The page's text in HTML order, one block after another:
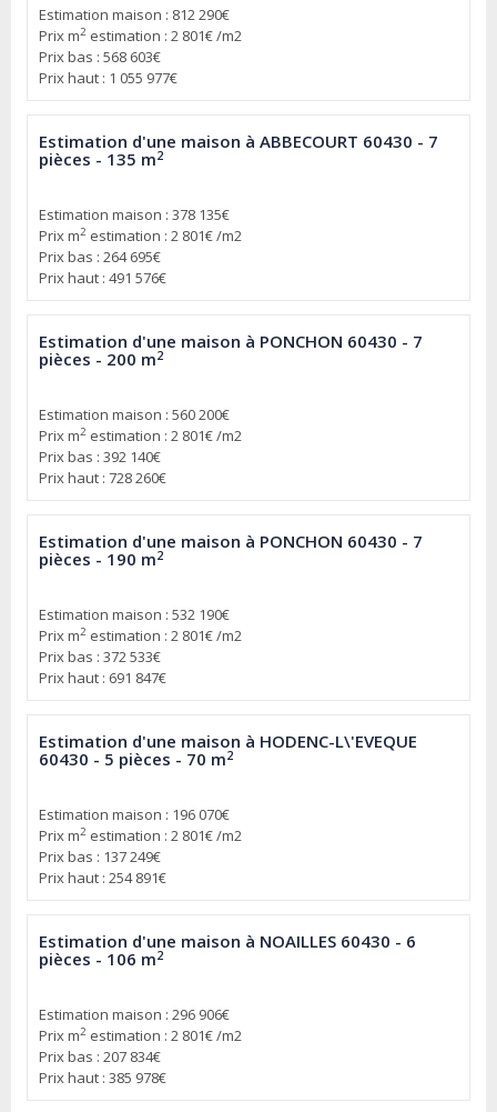
Estimation maison : 812 290€
Prix m2 estimation : 2 801€ /m2
Prix bas : 568 603€
Prix haut : 1 055 977€
Estimation d'une maison à ABBECOURT 60430 - 7
pièces - 135 m2
Estimation maison : 378 135€
Prix m2 estimation : 2 801€ /m2
Prix bas : 264 695€
Prix haut : 491 576€
Estimation d'une maison à PONCHON 60430 - 7
pièces - 200 m2
Estimation maison : 560 200€
Prix m2 estimation : 2 801€ /m2
Prix bas : 392 140€
Prix haut : 728 260€
Estimation d'une maison à PONCHON 60430 - 7
pièces - 190 m2
Estimation maison : 532 190€
Prix m2 estimation : 2 801€ /m2
Prix bas : 372 533€
Prix haut : 691 847€
Estimation d'une maison à HODENC-L\'EVEQUE
60430 - 5 pièces - 70 m2
Estimation maison : 196 070€
Prix m2 estimation : 2 801€ /m2
Prix bas : 137 249€
Prix haut : 254 891€
Estimation d'une maison à NOAILLES 60430 - 6
pièces - 106 m2
Estimation maison : 296 906€
Prix m2 estimation : 2 801€ /m2
Prix bas : 207 834€
Prix haut : 385 978€